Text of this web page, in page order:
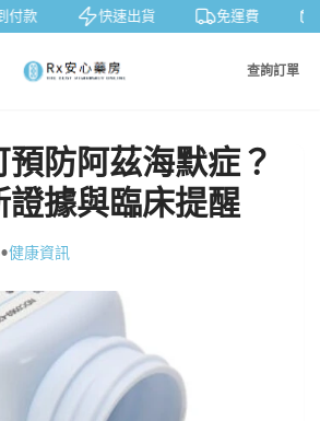
款 快速出貨 免運費
查詢訂單
防阿茲海默症？
證據與臨床提醒
•健康資訊